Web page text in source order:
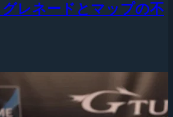
グレネードとマップの不